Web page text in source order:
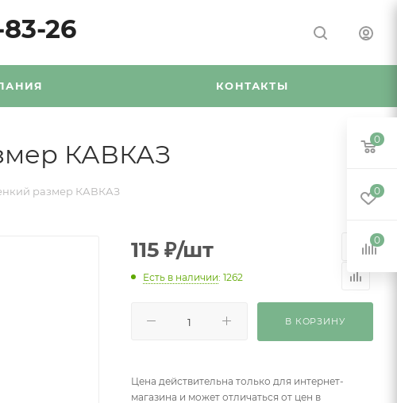
26
КОНТАКТЫ
КАВКАЗ
размер КАВКАЗ
115 ₽/шт
Есть в наличии: 1262
В КОРЗИНУ
Цена действительна только для интернет-
магазина и может отличаться от цен в
0
0
0